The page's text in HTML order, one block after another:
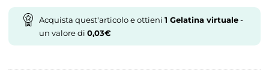
Acquista quest'articolo e ottieni 1 Gelatina virtuale-
un valore di 0,03€